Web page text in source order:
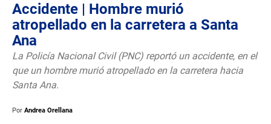
Accidente | Hombre murió
atropellado en la carretera a Santa
Ana
La Policía Nacional Civil (PNC) reportó un accidente, en el
que un hombre murió atropellado en la carretera hacia
Santa Ana.
Por Andrea Orellana